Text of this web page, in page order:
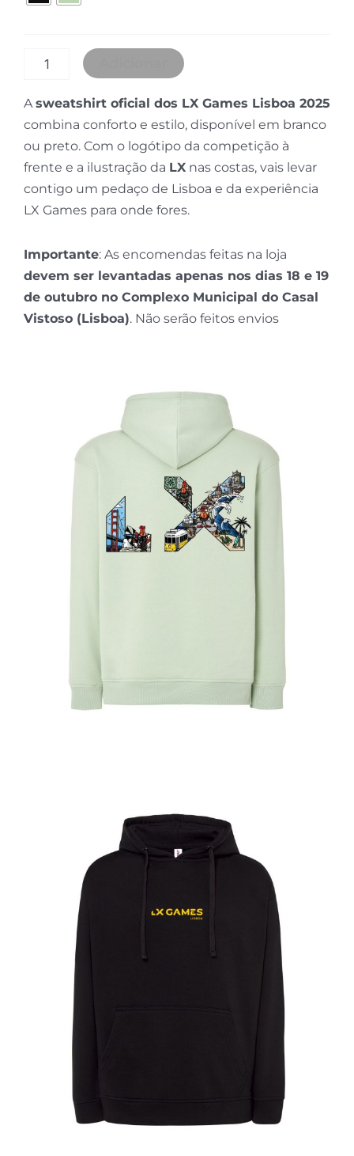
Asweatshirt oficial dos LX Games Lisboa 2025
combina conforto e estilo, disponível em branco
ou preto. Com o logótipo da competição à
frente e a ilustração da LX nas costas, vais levar
contigo um pedaço de Lisboa e da experiência
LX Games para onde fores.
Importante: As encomendas feitas na loja
devem ser levantadas apenas nos dias 18 e 19
de outubro no Complexo Municipal do Casal
Vistoso (Lisboa). Não serão feitos envios